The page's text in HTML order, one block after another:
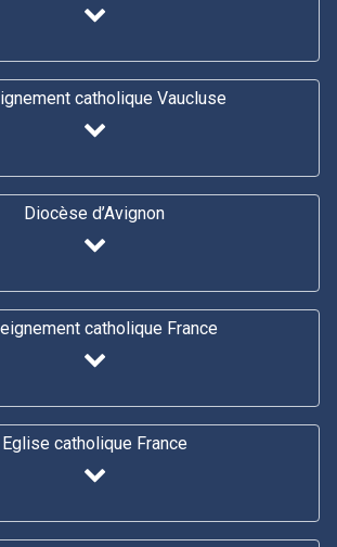
catholique Vaucluse
Diocèse d’Avignon
catholique France
Eglise catholique France